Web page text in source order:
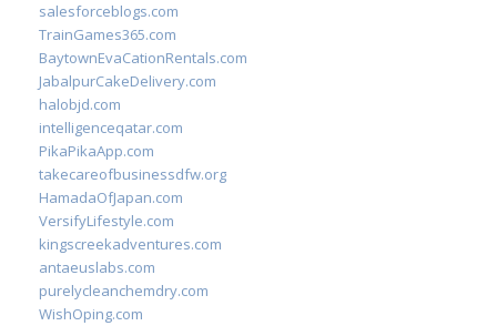
salesforceblogs.com
TrainGames365.com
BaytownEvaCationRentals.com
JabalpurCakeDelivery.com
halobjd.com
intelligenceqatar.com
PikaPikaApp.com
takecareofbusinessdfw.org
HamadaOfJapan.com
VersifyLifestyle.com
kingscreekadventures.com
antaeuslabs.com
purelycleanchemdry.com
WishOping.com